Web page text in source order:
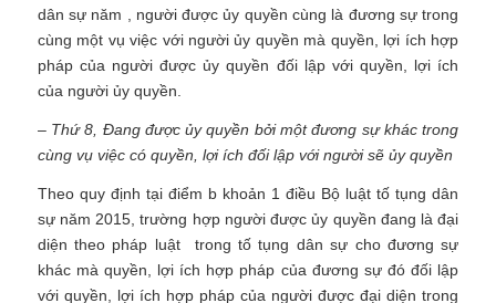
dân sự năm , người được ủy quyền cùng là đương sự trong
cùng một vụ việc với người ủy quyền mà quyền, lợi ích hợp
pháp của người được ủy quyền đối lập với quyền, lợi ích
của người ủy quyền.
– Thứ 8, Đang được ủy quyền bởi một đương sự khác trong
cùng vụ việc có quyền, lợi ích đối lập với người sẽ ủy quyền
Theo quy định tại điểm b khoản 1 điều Bộ luật tố tụng dân
sự năm 2015, trường hợp người được ủy quyền đang là đại
diện theo pháp luật trong tố tụng dân sự cho đương sự
khác mà quyền, lợi ích hợp pháp của đương sự đó đối lập
với quyền, lợi ích hợp pháp của người được đại diện trong